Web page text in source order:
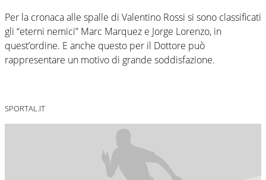
Per la cronaca alle spalle di Valentino Rossi si sono classificati
gli “eterni nemici” Marc Marquez e Jorge Lorenzo, in
quest’ordine. E anche questo per il Dottore può
rappresentare un motivo di grande soddisfazione.
SPORTAL.IT